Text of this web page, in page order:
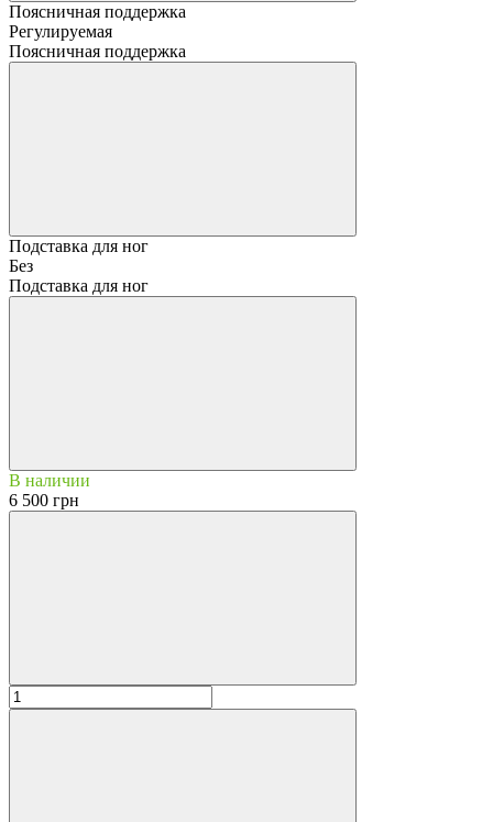
Поясничная поддержка
Регулируемая
Поясничная поддержка
Подставка для ног
Без
Подставка для ног
В наличии
6 500 грн